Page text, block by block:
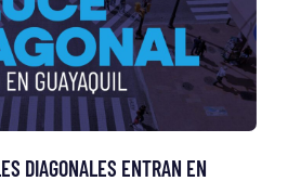
DIAGONALES ENTRAN EN